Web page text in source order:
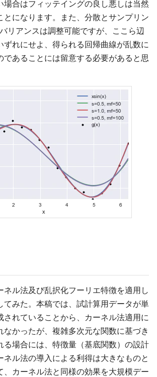
場合はフィッテイングの良し悪しは当然
とになります。また、分散とサンプリン
リアンスは調整可能ですが、ここら辺
ずれにせよ、得られる回帰曲線が乱数に
であることには留意する必要があると思
ネル法及び乱択化フーリエ特徴を適用し
てみた。本稿では、試計算用データが単
されていることから、カーネル法適用に
なかったが、複雑多次元な関数に基づき
る場合には、特徴量（基底関数）の設計
ネル法の導入による利得は大きなものと
、カーネル法と同様の効果を大規模デー